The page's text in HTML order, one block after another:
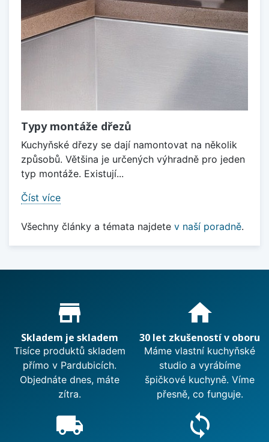
Typy montáže dřezů
Kuchyňské dřezy se dají namontovat na několik
způsobů. Většina je určených výhradně pro jeden
typ montáže. Existují...
Číst více
Všechny články a témata najdete v naší poradně.
Proč nakupovat u nás?
store_mall_directory
Skladem je skladem
Tisíce produktů skladem
přímo v Pardubicích.
Objednáte dnes, máte
zítra.
home
30 let zkušeností v oboru
Máme vlastní kuchyňské
studio a vyrábíme
špičkové kuchyně. Víme
přesně, co funguje.
local_shipping sync